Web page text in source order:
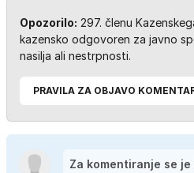
Opozorilo: 297. členu
kazensko odgovoren za javno
nasilja ali nestrpnosti.
PRAVILA ZA OBJAVO